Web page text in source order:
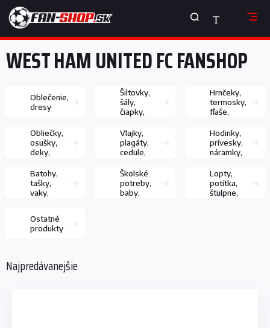
Prejsť
obsah
NÁKUPNÝ
KOŠÍK
WEST HAM UNITED FC FANSHOP
Oblečenie,
dresy
Šiltovky,
šály,
čiapky,
Hrnčeky,
termosky,
fľaše,
Obliečky,
osušky,
deky,
Vlajky,
plagáty,
cedule,
Hodinky,
prívesky,
náramky,
Batohy,
tašky,
vaky,
Školské
potreby,
baby,
Lopty,
potítka,
štulpne,
Ostatné
produkty
Najpredávanejšie